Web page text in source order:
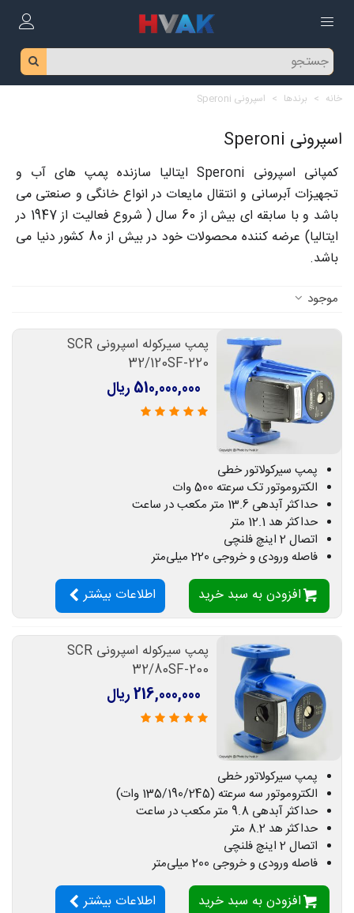
خانه > برندها > اسپرونی Speroni
اسپرونی Speroni
کمپانی اسپرونی Speroni ایتالیا سازنده پمپ های آب و
تجهیزات آبرسانی و انتقال مایعات در انواع خانگی و صنعتی می
باشد و با سابقه ای بیش از 60 سال ( شروع فعالیت از 1947 در
ایتالیا) عرضه کننده محصولات خود در بیش از 80 کشور دنیا می
باشد.
موجود
پمپ سیرکوله اسپرونی SCR
32/120SF-220
510,000,000 ریال
پمپ سیرکولاتور خطی
الکتروموتور تک سرعته 500 وات
حداکثر آبدهی 13.6 متر مکعب در ساعت
حداکثر هد 12.1 متر
اتصال 2 اینچ فلنچی
فاصله ورودی و خروجی 220 میلی‌متر
افزودن به سبد خرید اطلاعات بیشتر
پمپ سیرکوله اسپرونی SCR
32/80SF-200
216,000,000 ریال
پمپ سیرکولاتور خطی
الکتروموتور سه سرعته (135/190/245 وات)
حداکثر آبدهی 9.8 متر مکعب در ساعت
حداکثر هد 8.2 متر
اتصال 2 اینچ فلنچی
فاصله ورودی و خروجی 200 میلی‌متر
افزودن به سبد خرید اطلاعات بیشتر